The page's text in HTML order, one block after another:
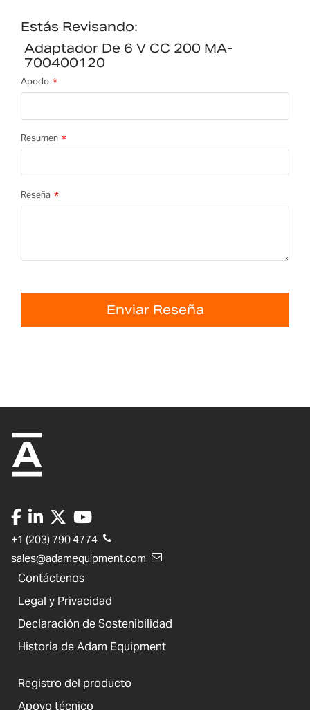
Estás Revisando:
Adaptador De 6 V CC 200 MA-
700400120
Apodo
Resumen
Reseña
Enviar Reseña
+1 (203) 790 4774
sales@adamequipment.com
Contáctenos
Legal y Privacidad
Declaración de Sostenibilidad
Historia de Adam Equipment
Registro del producto
Apoyo técnico